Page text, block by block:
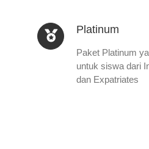
Platinum
Paket Platinum
untuk siswa dari
dan Expatriates